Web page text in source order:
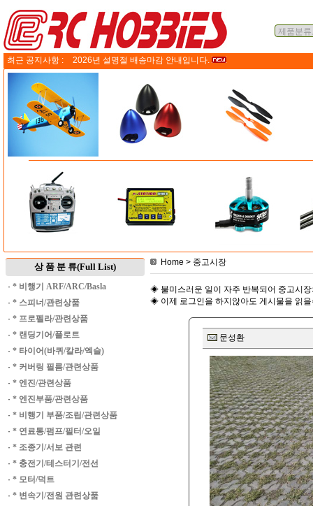
최근 공지사항 : 2026년 설명절 배송마감 안내입니다.
상 품 분 류(Full List)
· * 비행기 ARF/ARC/Basla
· * 스피너/관련상품
· * 프로펠라/관련상품
· * 랜딩기어/플로트
· * 타이어(바퀴/칼라/엑슬)
· * 커버링 필름/관련상품
· * 엔진/관련상품
· * 엔진부품/관련상품
· * 비행기 부품/조립/관련상품
· * 연료통/펌프/필터/오일
· * 조종기/서보 관련
· * 충전기/테스터기/전선
· * 모터/덕트
· * 변속기/전원 관련상품
Home > 중고시장
◈ 불미스러운 일이 자주 반복되어 중고시
◈ 이제 로그인을 하지않아도 게시물을 읽
문성환